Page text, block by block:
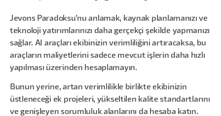
Jevons Paradoksu'nu anlamak, kaynak planlamanızı ve
teknoloji yatırımlarınızı daha gerçekçi şekilde yapmanızı
sağlar. AI araçları ekibinizin verimliliğini artıracaksa, bu
araçların maliyetlerini sadece mevcut işlerin daha hızlı
yapılması üzerinden hesaplamayın.
Bunun yerine, artan verimlilikle birlikte ekibinizin
üstleneceği ek projeleri, yükseltilen kalite standartlarını
ve genişleyen sorumluluk alanlarını da hesaba katın.